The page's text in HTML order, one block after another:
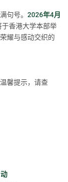
句号。 2026年4月
香港大学本部举
耀与感动交织的
馨提示，请查